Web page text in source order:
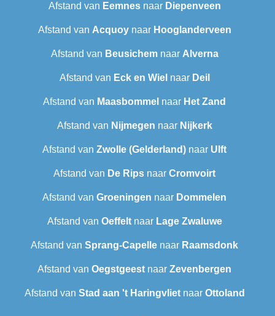
Afstand van Eemnesnaar Diepenveen
Afstand van Acquoynaar Hooglanderveen
Afstand van Beusichemnaar Alverna
Afstand van Eck en Wiel naar Deil
Afstand van Maasbommel naar Het Zand
Afstand van Nijmegen naar Nijkerk
Afstand van Zwolle (Gelderland) naar Ulft
Afstand van De Rips naar Cromvoirt
Afstand van Groeningen naar Dommelen
Afstand van Oeffeltnaar Lage Zwaluwe
Afstand van Sprang-Capelle naar Raamsdonk
Afstand van Oegstgeest naar Zevenbergen
Afstand van Stad aan 't Haringvlietnaar Ottoland